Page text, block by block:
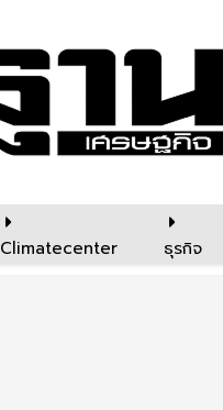
Climatecenter ธุรกิจ